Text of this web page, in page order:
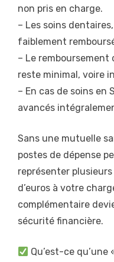
non pris en charge.
– Les soins
faiblement
– Le
reste minimal, voire
– En cas de soins en
avancés
Sans une mutuelle
postes de dépense
représenter
d’euros à votre
complémentaire
sécurité financière.
Qu’est-ce